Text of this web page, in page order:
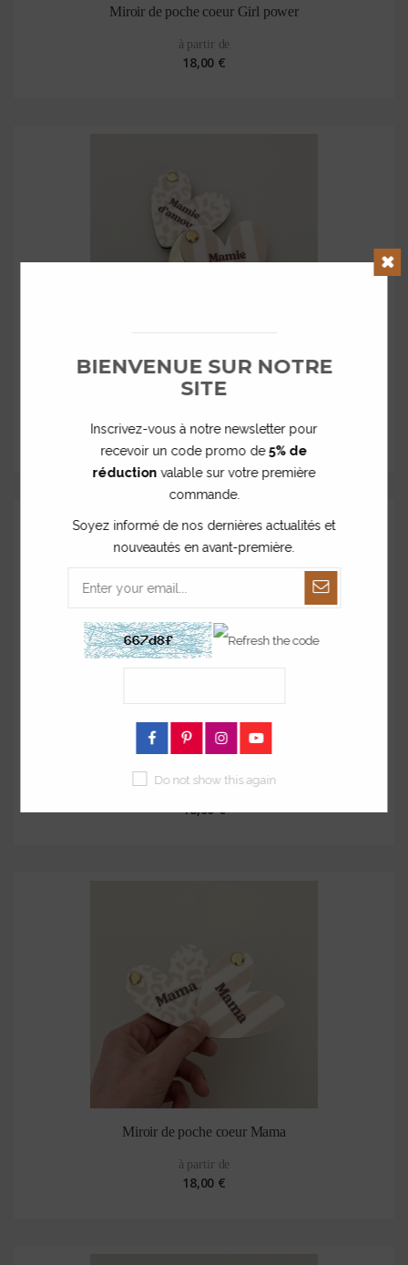
Miroir de poche coeur Girl power
à partir de
18,00 €
Miroir de poche coeur Mamie d'amour
18,00 €
Miroir de poche coeur Bestie, Bichette ou...
18,00 €
Miroir de poche coeur Mama
à partir de
18,00 €
BIENVENUE SUR NOTRE
SITE
Inscrivez-vous à notre newsletter pour
recevoir un code promo de5% de
réduction valable sur votre première
commande.
Soyez informé de nos dernières actualités et
nouveautés en avant-première.
Do not show this again